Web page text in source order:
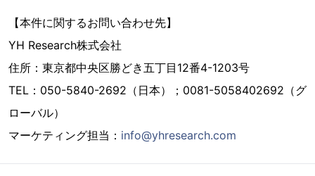
【本件に関するお問い合わせ先】
YH Research株式会社
住所：東京都中央区勝どき五丁目12番4-1203号
TEL：050-5840-2692（日本）；0081-5058402692（グ
ローバル）
マーケティング担当： info@yhresearch.com